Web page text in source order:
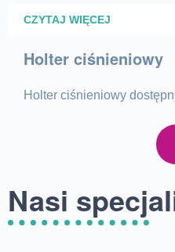
CZYTAJ WIĘCEJ
Holter ciśnieniowy
Holter ciśnieniowy
Nasi